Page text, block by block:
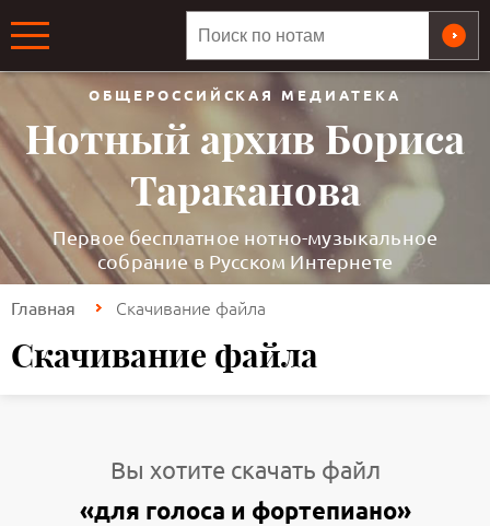
ОБЩЕРОССИЙСКАЯ МЕДИАТЕКА
Нотный архив Бориса
Тараканова
Первое бесплатное нотно-музыкальное
собрание в Русском Интернете
Главная Скачивание файла
Скачивание файла
Вы хотите скачать файл
«для голоса и фортепиано»